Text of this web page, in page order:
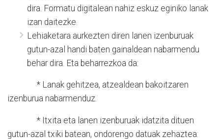
dira. Formatu digitalean nahiz eskuz eginiko lanak
izan daitezke.
Lehiaketara aurkezten diren lanen izenburuak
gutun-azal handi baten gainaldean nabarmendu
behar dira. Eta beharrezkoa da:
* Lanak gehitzea, atzealdean bakoitzaren
izenburua nabarmenduz.
* Itxita eta lanen izenburuak idatzita dituen
gutun-azal txiki batean, ondorengo datuak zehaztea: